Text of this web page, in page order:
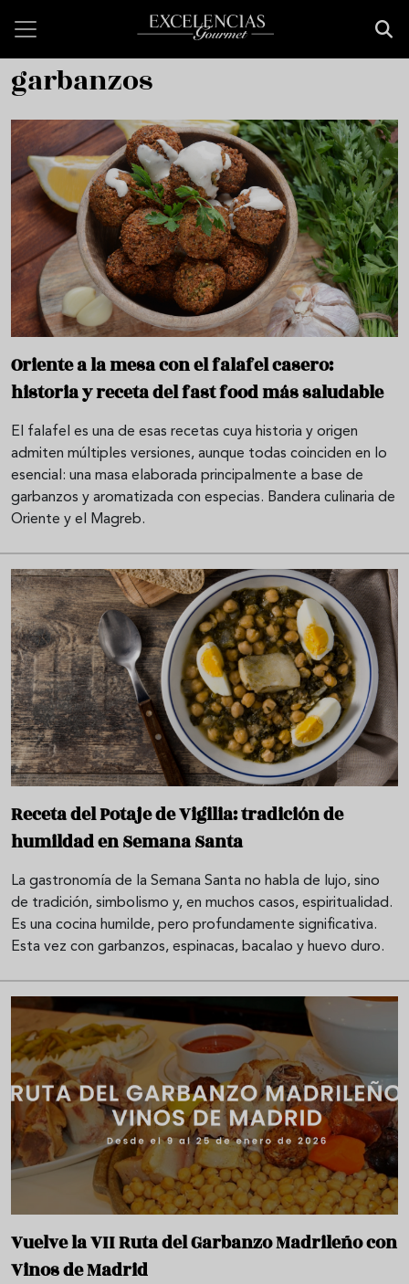
garbanzos
Oriente a la mesa con el falafel casero:
historia y receta del fast food más saludable
El falafel es una de esas recetas cuya historia y origen
admiten múltiples versiones, aunque todas coinciden en lo
esencial: una masa elaborada principalmente a base de
garbanzos y aromatizada con especias. Bandera culinaria de
Oriente y el Magreb.
Receta del Potaje de Vigilia: tradición de
humildad en Semana Santa
La gastronomía de la Semana Santa no habla de lujo, sino
de tradición, simbolismo y, en muchos casos, espiritualidad.
Es una cocina humilde, pero profundamente significativa.
Esta vez con garbanzos, espinacas, bacalao y huevo duro.
Vuelve la VII Ruta del Garbanzo Madrileño con
Vinos de Madrid